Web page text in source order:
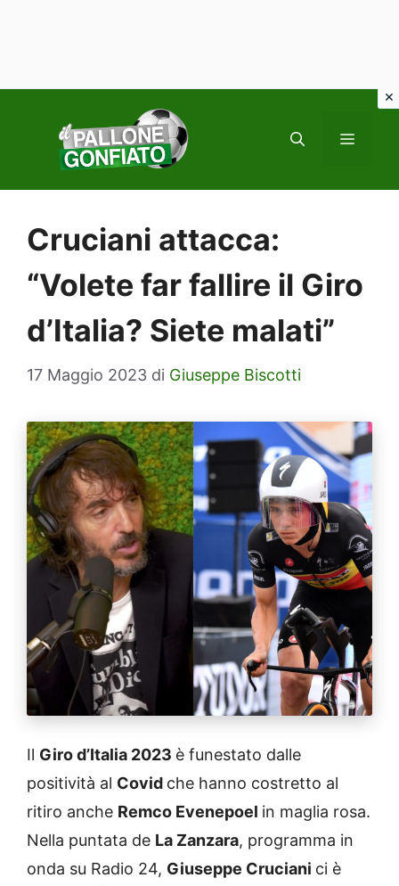
contenuto
MENU
Cruciani attacca:
“Volete far fallire il Giro
d’Italia? Siete malati”
17 Maggio 2023 di Giuseppe Biscotti
Il Giro d’Italia 2023 è funestato dalle
positività al Covid che hanno costretto al
ritiro anche Remco Evenepoel in maglia rosa.
Nella puntata de La Zanzara, programma in
onda su Radio 24, Giuseppe Cruciani ci è